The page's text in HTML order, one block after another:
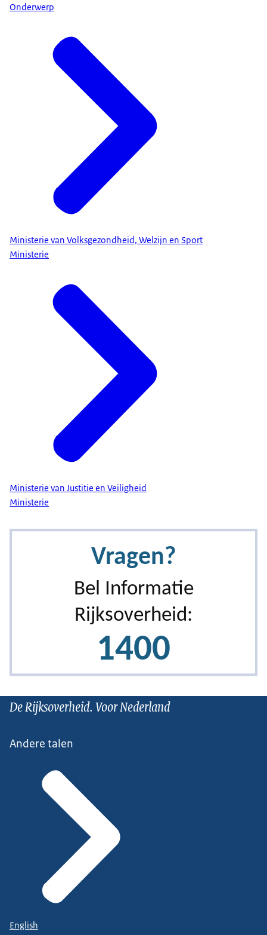
Onderwerp
Ministerie van Volksgezondheid, Welzijn en Sport
Ministerie
Ministerie van Justitie en Veiligheid
Ministerie
De Rijksoverheid. Voor Nederland
Andere talen
English